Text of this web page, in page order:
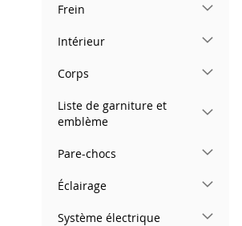
Frein
Intérieur
Corps
Liste de garniture et
emblème
Pare-chocs
Éclairage
Système électrique